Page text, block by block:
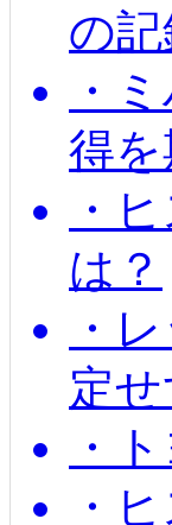
の
・
得
・
は？
・
定
・
・